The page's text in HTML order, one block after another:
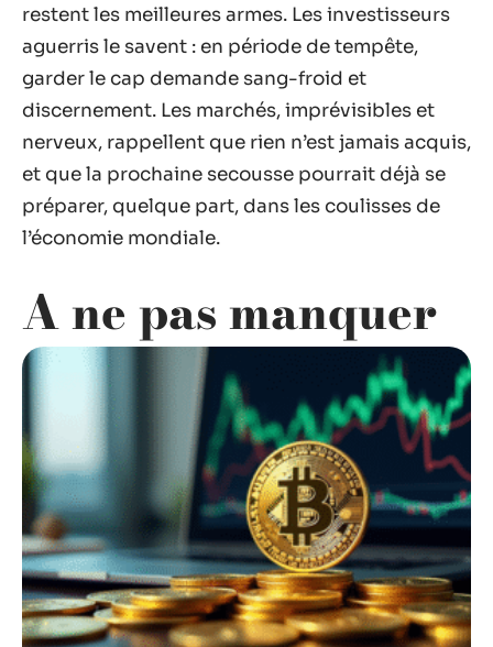
restent les meilleures armes. Les investisseurs
aguerris le savent : en période de tempête,
garder le cap demande sang-froid et
discernement. Les marchés, imprévisibles et
nerveux, rappellent que rien n’est jamais acquis,
et que la prochaine secousse pourrait déjà se
préparer, quelque part, dans les coulisses de
l’économie mondiale.
A ne pas manquer